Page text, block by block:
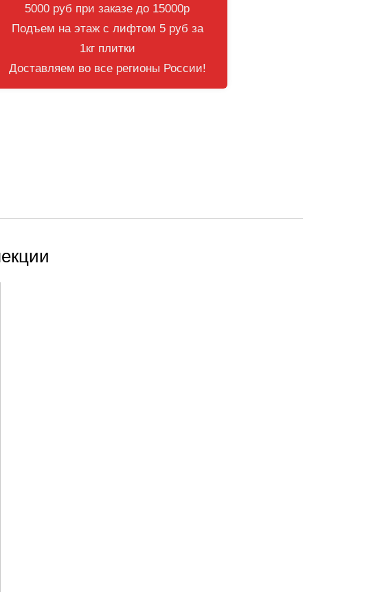
5000 руб при заказе до 15000р
Подъем на этаж с лифтом 5 руб за
1кг плитки
Доставляем во все регионы России!